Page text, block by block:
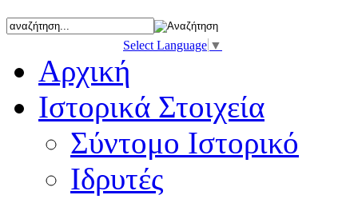
Select Language ▼
Αρχική
Ιστορικά Στοιχεία
Σύντομο Ιστορικό
Ιδρυτές